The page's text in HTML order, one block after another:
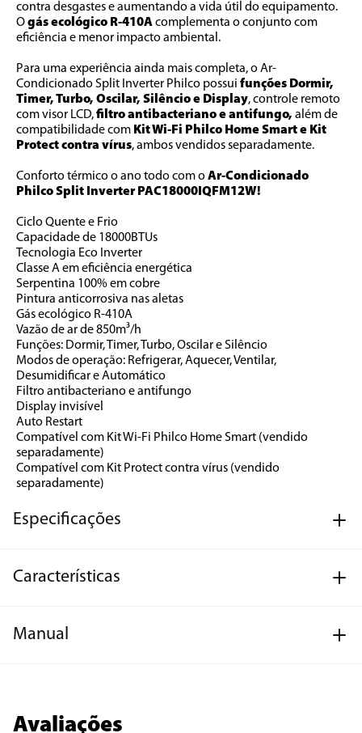
contra desgastes e aumentando a vida útil do equipamento.
O gás ecológico R-410A complementa o conjunto com
eficiência e menor impacto ambiental.
Para uma experiência ainda mais completa, o Ar-
Condicionado Split Inverter Philco possui funções Dormir,
Timer, Turbo, Oscilar, Silêncio e Display, controle remoto
com visor LCD, filtro antibacteriano e antifungo, além de
compatibilidade com Kit Wi-Fi Philco Home Smart e Kit
Protect contra vírus, ambos vendidos separadamente.
Conforto térmico o ano todo com o Ar-Condicionado
Philco Split Inverter PAC18000IQFM12W!
Ciclo Quente e Frio
Capacidade de 18000BTUs
Tecnologia Eco Inverter
Classe A em eficiência energética
Serpentina 100% em cobre
Pintura anticorrosiva nas aletas
Gás ecológico R-410A
Vazão de ar de 850m³/h
Funções: Dormir, Timer, Turbo, Oscilar e Silêncio
Modos de operação: Refrigerar, Aquecer, Ventilar,
Desumidificar e Automático
Filtro antibacteriano e antifungo
Display invisível
Auto Restart
Compatível com Kit Wi-Fi Philco Home Smart (vendido
separadamente)
Compatível com Kit Protect contra vírus (vendido
separadamente)
Especificações
Características
Manual
Avaliações